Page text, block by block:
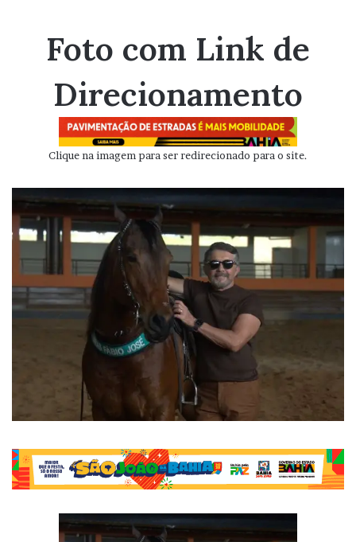
mail
Foto com Link de
Direcionamento
Clique na imagem para ser redirecionado para o site.